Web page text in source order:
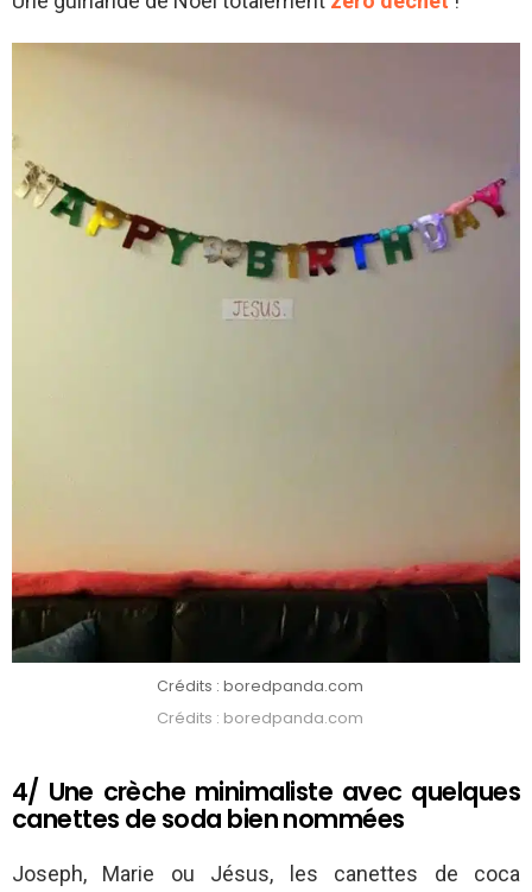
Crédits : boredpanda.com
Crédits : boredpanda.com
4/ Une crèche minimaliste avec quelques
canettes de soda bien nommées
Joseph, Marie ou Jésus, les canettes de coca